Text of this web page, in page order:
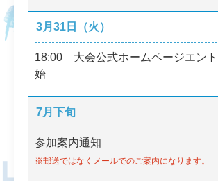
3月31日（火）
18:00 大会公式ホームページエン
始
7月下旬
参加案内通知
※郵送ではなくメールでのご案内になります。